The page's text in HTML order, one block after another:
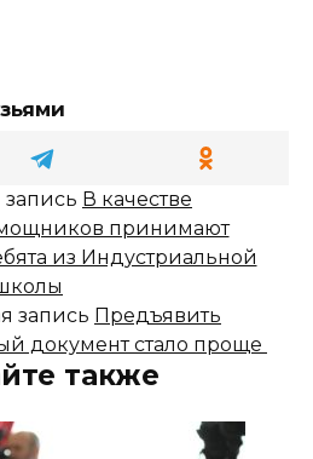
В качестве
принимают
из Индустриальной
запись Предъявить
документ стало проще
также